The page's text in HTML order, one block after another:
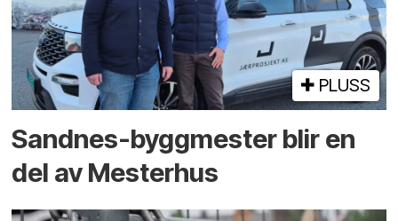
PLUSS
Sandnes-byggmester blir en
del av Mesterhus